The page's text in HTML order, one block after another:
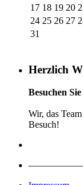
17 18 19 20
24 25 26 27
31
Herzlich
Besuchen
Wir, das
Besuch!